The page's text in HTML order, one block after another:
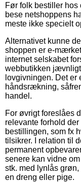
Før folk bestiller hos
bese netshoppens
meste ikke specielt
Alternativet kunne
shoppen er e-
internet selskabet
webbutikken
lovgivningen. Det er
håndsrækning,
handel.
For øvrigt foreslåes
relevante forhold
bestillingen, som fx
tilsikrer. I relation til
permanent
senere kan vidne
stk. med lynlås
en dreng eller pige.